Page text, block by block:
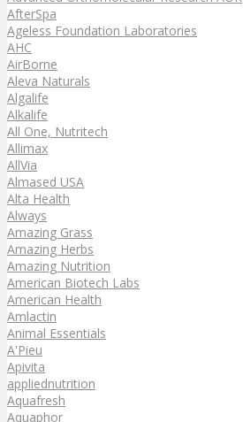
AfterSpa
Ageless Foundation Laboratories
AHC
AirBorne
Aleva Naturals
Algalife
Alkalife
All One, Nutritech
Allimax
AllVia
Almased USA
Alta Health
Always
Amazing Grass
Amazing Herbs
Amazing Nutrition
American Biotech Labs
American Health
Amlactin
Animal Essentials
A'Pieu
Apivita
appliednutrition
Aquafresh
Aquaphor